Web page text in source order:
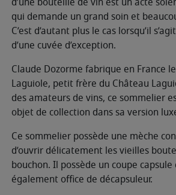
qui demande un grand soin et
C’est d’autant plus le cas lorsqu’il
d’une cuvée d’exception.
Claude Dozorme fabrique en France
Laguiole, petit frère du Château
des amateurs de vins, ce sommelier
objet de collection dans sa version
Ce sommelier possède une mèche
d’ouvrir délicatement les vieilles
bouchon. Il possède un coupe
également office de décapsuleur.